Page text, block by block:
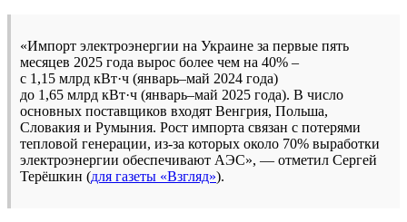
«Импорт электроэнергии на Украине за первые пять
месяцев 2025 года вырос более чем на 40% –
с 1,15 млрд кВт·ч (январь–май 2024 года)
до 1,65 млрд кВт·ч (январь–май 2025 года). В число
основных поставщиков входят Венгрия, Польша,
Словакия и Румыния. Рост импорта связан с потерями
тепловой генерации, из-за которых около 70% выработки
электроэнергии обеспечивают АЭС», — отметил Сергей
Терёшкин (для газеты «Взгляд»).